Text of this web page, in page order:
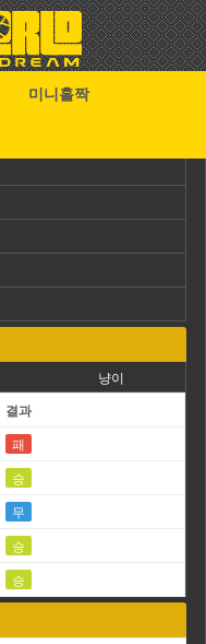
미니홀짝
냥이
결과
패
승
무
승
승